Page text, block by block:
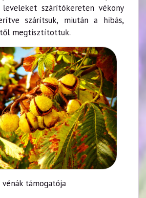
szárítókereten vékony
szárítsuk, miután a hibás,
megtisztítottuk.
vénák támogatója